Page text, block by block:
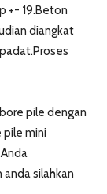
+- 19.Beton
diangkat
pile dengan
mini
silahkan